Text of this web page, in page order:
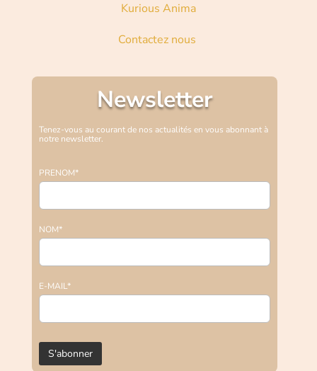
Kurious Anima
Contactez nous
Newsletter
Tenez-vous au courant de nos actualités en vous abonnant à
notre newsletter.
PRENOM*
NOM*
E-MAIL*